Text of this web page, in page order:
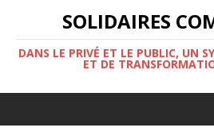
SOLIDAIRES
DANS LE PRIVÉ ET LE PUBLIC, UN
ET DE